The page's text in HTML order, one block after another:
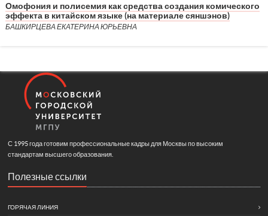
Омофония и полисемия как средства создания комического
эффекта в китайском языке (на материале сяншэнов)
БАШКИРЦЕВА ЕКАТЕРИНА ЮРЬЕВНА
С 1995 года готовим профессиональные кадры для Москвы по высоким
стандартам высшего образования.
Полезные ссылки
ГОРЯЧАЯ ЛИНИЯ